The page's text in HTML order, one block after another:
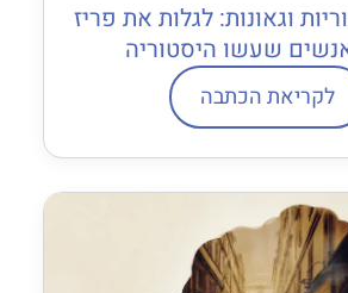
וגאונות: לגלות את פריז
שעשו היסטוריה
לקריאת הכתבה